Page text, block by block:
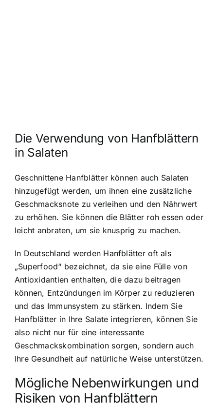
Die Verwendung von Hanfblättern
in Salaten
Geschnittene Hanfblätter können auch Salaten
hinzugefügt werden, um ihnen eine zusätzliche
Geschmacksnote zu verleihen und den Nährwert
zu erhöhen. Sie können die Blätter roh essen oder
leicht anbraten, um sie knusprig zu machen.
In Deutschland werden Hanfblätter oft als
„Superfood“ bezeichnet, da sie eine Fülle von
Antioxidantien enthalten, die dazu beitragen
können, Entzündungen im Körper zu reduzieren
und das Immunsystem zu stärken. Indem Sie
Hanfblätter in Ihre Salate integrieren, können Sie
also nicht nur für eine interessante
Geschmackskombination sorgen, sondern auch
Ihre Gesundheit auf natürliche Weise unterstützen.
Mögliche Nebenwirkungen und
Risiken von Hanfblättern